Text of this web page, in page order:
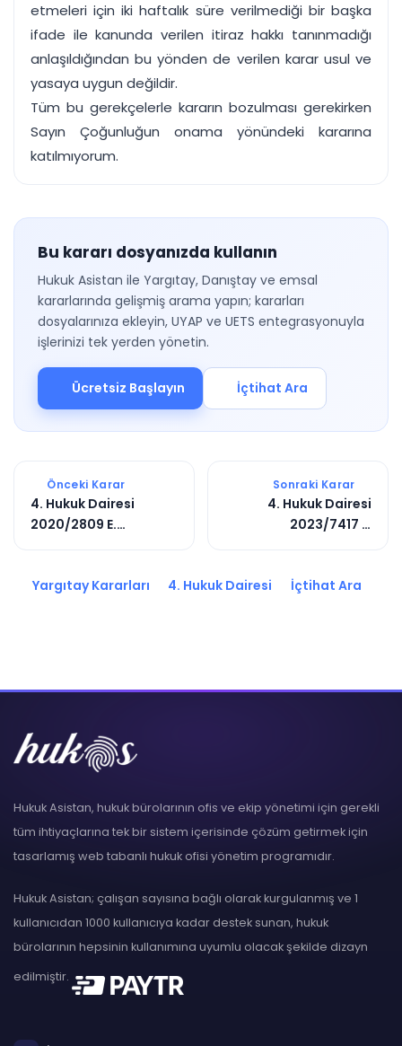
etmeleri için iki haftalık süre verilmediği bir başka
ifade ile kanunda verilen itiraz hakkı tanınmadığı
anlaşıldığından bu yönden de verilen karar usul ve
yasaya uygun değildir.
Tüm bu gerekçelerle kararın bozulması gerekirken
Sayın Çoğunluğun onama yönündeki kararına
katılmıyorum.
Bu kararı dosyanızda kullanın
Hukuk Asistan ile Yargıtay, Danıştay ve emsal
kararlarında gelişmiş arama yapın; kararları
dosyalarınıza ekleyin, UYAP ve UETS entegrasyonuyla
işlerinizi tek yerden yönetin.
Ücretsiz Başlayın İçtihat Ara
Önceki Karar
4. Hukuk Dairesi
2020/2809 E.
Sonraki Karar
4. Hukuk Dairesi
2023/7417 E.
Yargıtay Kararları 4. Hukuk Dairesi İçtihat Ara
Hukuk Asistan, hukuk bürolarının ofis ve ekip yönetimi için gerekli
tüm ihtiyaçlarına tek bir sistem içerisinde çözüm getirmek için
tasarlamış web tabanlı hukuk ofisi yönetim programıdır.
Hukuk Asistan; çalışan sayısına bağlı olarak kurgulanmış ve 1
kullanıcıdan 1000 kullanıcıya kadar destek sunan, hukuk
bürolarının hepsinin kullanımına uyumlu olacak şekilde dizayn
edilmiştir.